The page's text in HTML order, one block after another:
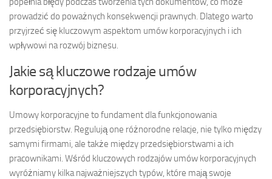
prowadzić do poważnych konsekwencji prawnych. Dlatego warto
przyjrzeć się kluczowym aspektom umów korporacyjnych i ich
wpływowi na rozwój biznesu.
Jakie są kluczowe rodzaje umów
korporacyjnych?
Umowy korporacyjne to fundament dla funkcjonowania
przedsiębiorstw. Regulują one różnorodne relacje, nie tylko między
samymi firmami, ale także między przedsiębiorstwami a ich
pracownikami. Wśród kluczowych rodzajów umów korporacyjnych
wyróżniamy kilka najważniejszych typów, które mają swoje